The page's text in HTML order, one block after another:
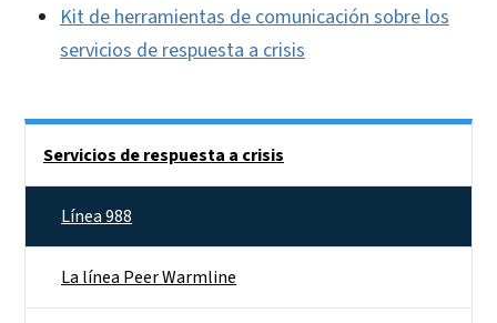
Kit de herramientas de comunicación sobre los
servicios de respuesta a crisis
Servicios de respuesta a crisis
Línea 988
La línea Peer Warmline